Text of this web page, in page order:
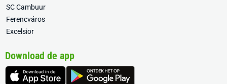
SC Cambuur
Ferencváros
Excelsior
Download de app